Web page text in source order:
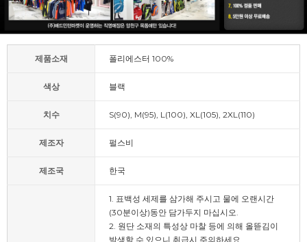
제품소재 폴리에스터 100%
색상 블랙
치수 S(90), M(95), L(100), XL(105), 2XL(110)
제조자 펄스비
제조국 한국
1. 표백성 세제를 삼가해 주시고 물에 오랜시간
(30분이상)동안 담가두지 마십시오.
2. 원단 소재의 특성상 마찰 등에 의해 올뜯김이
발생할 수 있으니 취급시 주의하세요.